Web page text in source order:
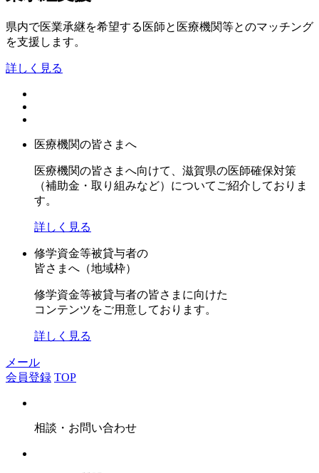
県内で医業承継を希望する医師と医療機関等とのマッチング
を支援します。
詳しく見る
医療機関の皆さまへ
医療機関の皆さまへ向けて、滋賀県の医師確保対策
（補助金・取り組みなど）についてご紹介しておりま
す。
詳しく見る
修学資金等被貸与者の
皆さまへ（地域枠）
修学資金等被貸与者の皆さまに向けた
コンテンツをご用意しております。
詳しく見る
メール
会員登録 TOP
相談・お問い合わせ